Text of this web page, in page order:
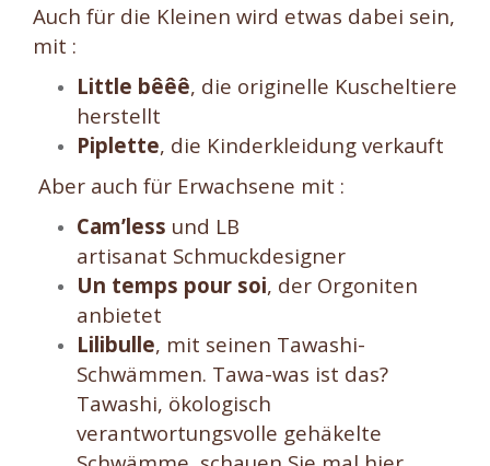
Auch für die Kleinen wird etwas dabei sein,
mit :
Little bêêê, die originelle Kuscheltiere
herstellt
Piplette, die Kinderkleidung verkauft
Aber auch für Erwachsene mit :
Cam’less und LB
artisanat Schmuckdesigner
Un temps pour soi, der Orgoniten
anbietet
Lilibulle, mit seinen Tawashi-
Schwämmen. Tawa-was ist das?
Tawashi, ökologisch
verantwortungsvolle gehäkelte